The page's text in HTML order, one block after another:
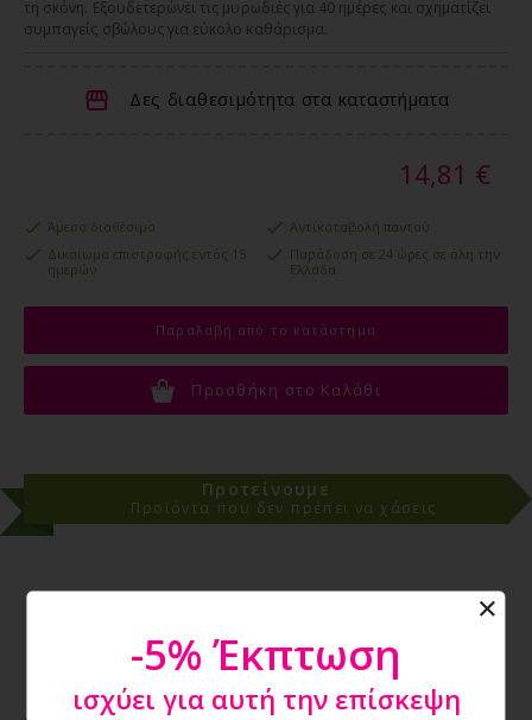
τη σκόνη. Εξουδετερώνει τις μυρωδιές για 40 ημέρες και σχηματίζει
συμπαγείς σβώλους για εύκολο καθάρισμα.
Δες διαθεσιμότητα στα καταστήματα
14,81 €
Άμεσα διαθέσιμο
Αντικαταβολή παντού
Δικαίωμα επιστροφής εντός 15
ημερών
Παράδοση σε 24 ώρες σε όλη την
Ελλάδα
Παραλαβή από το κατάστημα
Προσθήκη στο Καλάθι
Προτείνουμε
Προϊόντα που δεν πρέπει να χάσεις
-5% Έκπτωση
ισχύει για αυτή την επίσκεψη